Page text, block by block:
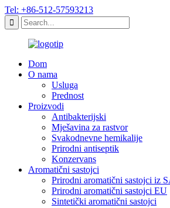
Tel: +86-512-57593213
Dom
O nama
Usluga
Prednost
Proizvodi
Antibakterijski
Mješavina za rastvor
Svakodnevne hemikalije
Prirodni antiseptik
Konzervans
Aromatični sastojci
Prirodni aromatični sastojci iz
Prirodni aromatični sastojci EU
Sintetički aromatični sastojci